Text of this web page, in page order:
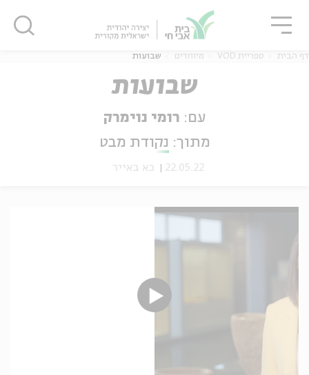
אנגלית
דף הבית ספריית VOD מיוחדים שבועות
שבועות
עם: רומי נוימרק
מתוך: נקודת מבט
22.05.22 כא באייר
סגור